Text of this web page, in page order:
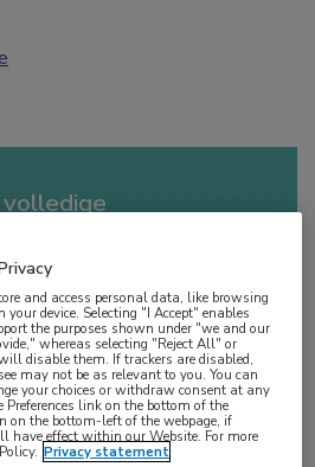
maken
and access personal data, like browsing
device. Selecting "I Accept" enables
the purposes shown under "we and our
whereas selecting "Reject All" or
disable them. If trackers are disabled,
may not be as relevant to you. You can
your choices or withdraw consent at any
link on the bottom of the
on the bottom-left of the webpage, if
have effect within our Website. For more
Privacy statement